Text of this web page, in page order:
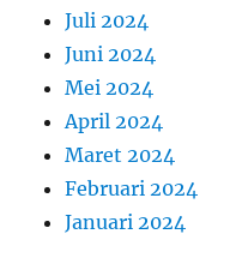
Juli 2024
Juni 2024
Mei 2024
April 2024
Maret 2024
Februari 2024
Januari 2024